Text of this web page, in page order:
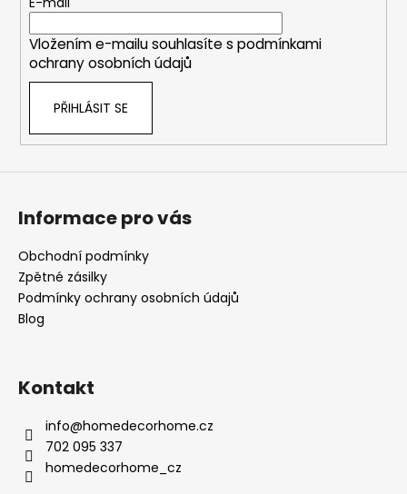
Vložením e-mailu souhlasíte s podmínkami
ochrany osobních údajů
PŘIHLÁSIT SE
Informace pro vás
Obchodní podmínky
Zpětné zásilky
Podmínky ochrany osobních údajů
Blog
Kontakt
info@homedecorhome.cz
702 095 337
homedecorhome_cz